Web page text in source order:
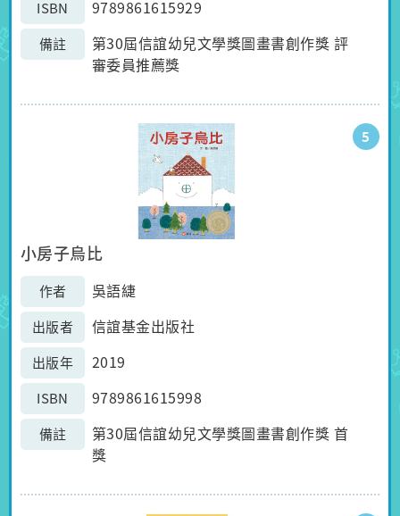
ISBN 9789861615929
備註
第30屆信誼幼兒文學獎圖畫書創作獎 評
審委員推薦獎
5
小房子烏比
作者 吳語緁
出版者 信誼基金出版社
出版年 2019
ISBN 9789861615998
備註
第30屆信誼幼兒文學獎圖畫書創作獎 首
獎